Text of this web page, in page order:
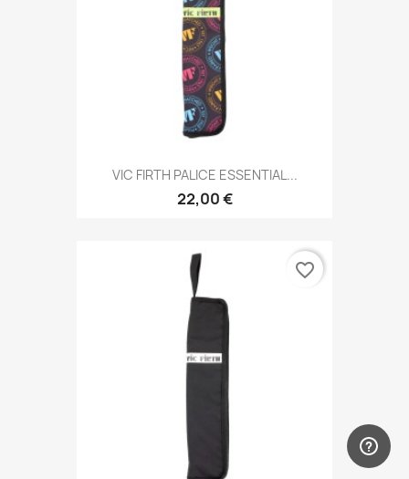
VIC FIRTH PALICE ESSENTIAL...
22,00 €
favorite_border